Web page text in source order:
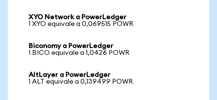
XYO Network a PowerLedger
1 XYO equivale a 0,069515 POWR
Biconomy a PowerLedger
1 BICO equivale a 1,0426 POWR
AltLayer a PowerLedger
1 ALT equivale a 0,139499 POWR